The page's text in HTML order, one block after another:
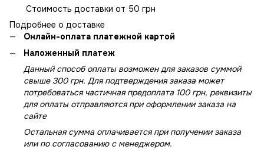
Стоимость доставки от 50 грн
Подробнее о доставке
Онлайн-оплата платежной картой
Наложенный платеж
Данный способ оплаты возможен для заказов суммой
свыше 300 грн. Для подтверждения заказа может
потребоваться частичная предоплата 100 грн, реквизиты
для оплаты отправляются при оформлении заказа на
сайте
Остальная сумма оплачивается при получении заказа
или по согласованию с менеджером.